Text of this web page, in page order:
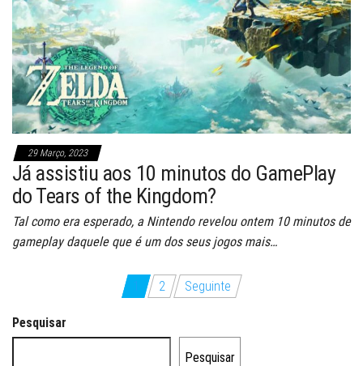
29 Março, 2023
Já assistiu aos 10 minutos do GamePlay
do Tears of the Kingdom?
Tal como era esperado, a Nintendo revelou ontem 10 minutos de
gameplay daquele que é um dos seus jogos mais…
dos
conteúdos
1 2 Seguinte
Pesquisar
Pesquisar